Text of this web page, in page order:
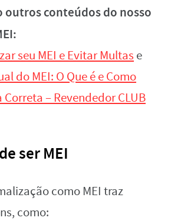
outros conteúdos do nosso
seu MEI e Evitar Multas e
do MEI: O Que é e Como
Correta – Revendedor CLUB
ser MEI
como MEI traz
como: